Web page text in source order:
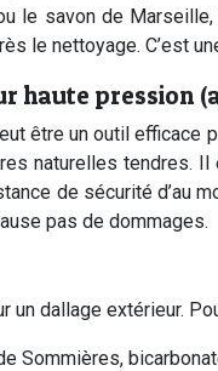
le savon de
le nettoyage. C’est
haute pression
être un outil
naturelles tendres.
de sécurité d’au
pas de dommages.
dallage extérieur.
Sommières,